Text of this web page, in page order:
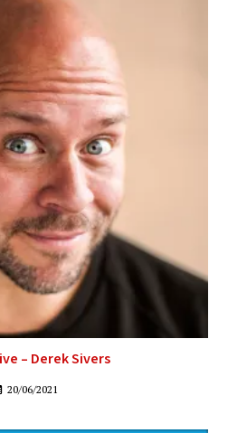
– Derek Sivers
20/06/2021